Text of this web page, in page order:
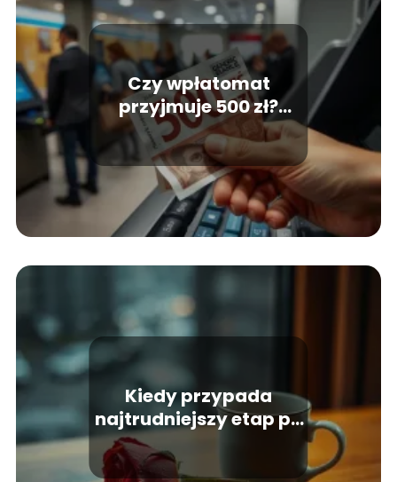
Czy wpłatomat
przyjmuje 500 zł?
Sprawdź najważniejsze
informacje!
Kiedy przypada
najtrudniejszy etap po
rozstaniu z partnerem?